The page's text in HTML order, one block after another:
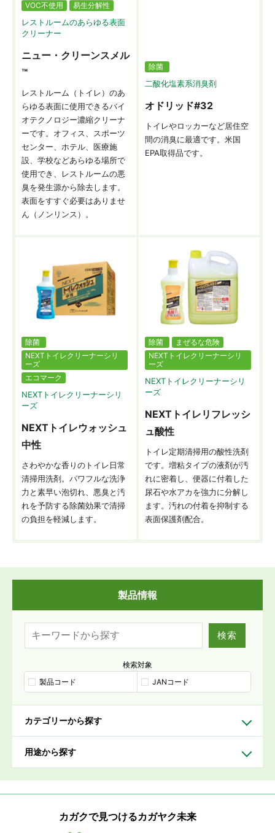
製品情報
検索
検索対象
製品コード
JANコード
カテゴリーから探す
用途から探す
VOC不使用 易生分解性
レストルームのあらゆる表面
クリーナー
ニュー・クリーンスメル
™
レストルーム（トイレ）のあ
らゆる表面に使用できるバイ
オテクノロジー濃縮クリーナ
ーです。オフィス、スポーツ
センター、ホテル、医療施
設、学校などあらゆる場所で
使用でき、レストルームの悪
臭を発生源から除去します。
表面をすすぐ必要はありませ
ん（ノンリンス）。
除菌
二酸化塩素系消臭剤
オドリッド#32
トイレやロッカーなど居住空
間の消臭に最適です。米国
EPA取得品です。
除菌
NEXTトイレクリーナーシリ
ーズ
エコマーク
NEXTトイレクリーナーシリ
ーズ
NEXTトイレウォッシュ
中性
さわやかな香りのトイレ日常
清掃用洗剤。パワフルな洗浄
力と素早い泡切れ、悪臭と汚
れを予防する除菌効果で清掃
の負担を軽減します。
除菌
まぜるな危険
NEXTトイレクリーナーシリ
ーズ
NEXTトイレクリーナーシリ
ーズ
NEXTトイレリフレッシ
ュ酸性
トイレ定期清掃用の酸性洗剤
です。増粘タイプの液剤が汚
れに密着し、便器に付着した
尿石や水アカを強力に分解し
ます。汚れの付着を抑制する
表面保護剤配合。
カガクで見つけるカガヤク未来